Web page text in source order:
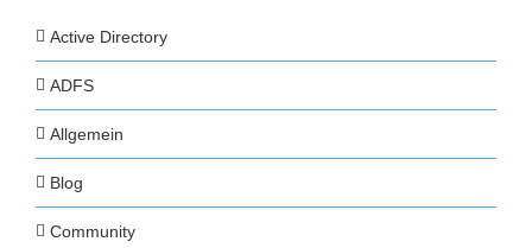
Active Directory
ADFS
Allgemein
Blog
Community